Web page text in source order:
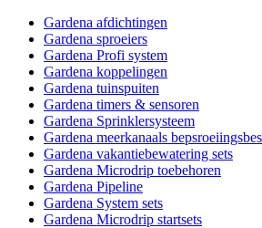
Gardena afdichtingen
Gardena sproeiers
Gardena Profi system
Gardena koppelingen
Gardena tuinspuiten
Gardena timers & sensoren
Gardena Sprinklersysteem
Gardena meerkanaals
Gardena vakantiebewatering sets
Gardena Microdrip toebehoren
Gardena Pipeline
Gardena System sets
Gardena Microdrip startsets